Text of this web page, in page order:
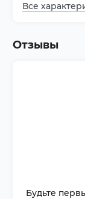
Все
Отзывы
Будьте